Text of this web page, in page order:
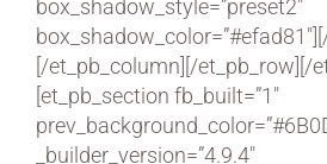
box_shadow_style=”preset2″
[/et_pb_column][/et_pb_row][/
[et_pb_section fb_built=”1″
_builder_version=”4.9.4″